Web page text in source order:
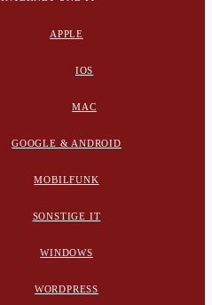
APPLE
IOS
MAC
GOOGLE & ANDROID
MOBILFUNK
SONSTIGE IT
WINDOWS
WORDPRESS